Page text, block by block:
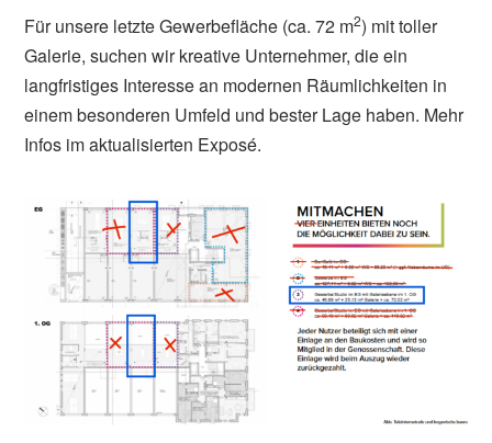
Für unsere letzte Gewerbefläche (ca. 72 m2) mit toller
Galerie, suchen wir kreative Unternehmer, die ein
langfristiges Interesse an modernen Räumlichkeiten in
einem besonderen Umfeld und bester Lage haben. Mehr
Infos im aktualisierten Exposé.